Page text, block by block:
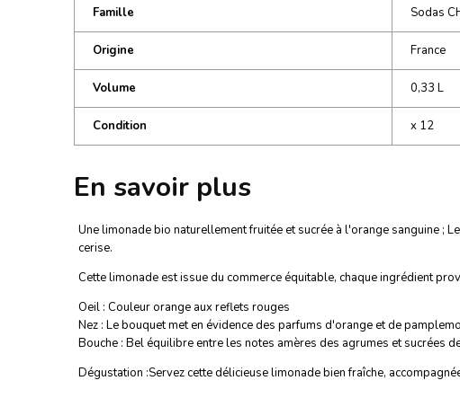
Famille Sodas
Origine France
Volume 0,33 L
Condition x 12
En savoir plus
Une limonade bio naturellement fruitée et sucrée à l'orange sanguine ;
cerise.
Cette limonade est issue du commerce équitable, chaque ingrédient
Oeil : Couleur orange aux reflets rouges
Nez : Le bouquet met en évidence des parfums d'orange et de
Bouche : Bel équilibre entre les notes amères des agrumes et sucrées
Dégustation :Servez cette délicieuse limonade bien fraîche,